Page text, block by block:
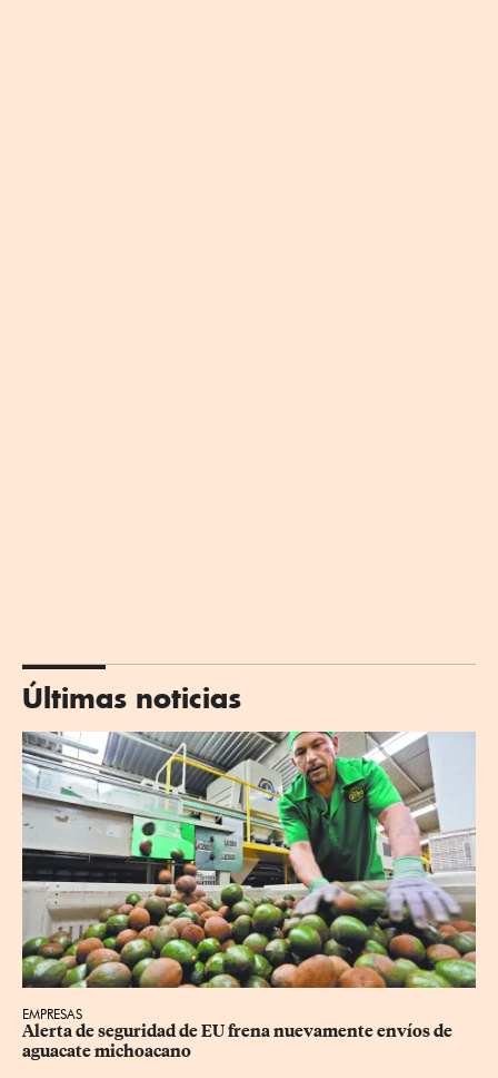
Últimas noticias
EMPRESAS
Alerta de seguridad de EU frena nuevamente envíos de
aguacate michoacano